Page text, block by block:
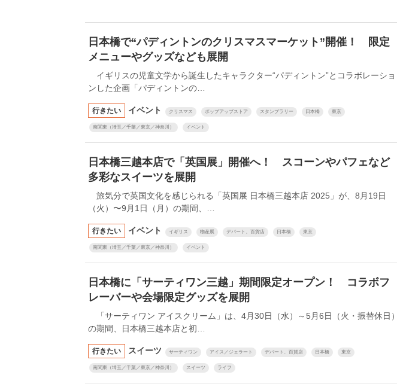
日本橋で“パディントンのクリスマスマーケット”開催！ 限定
メニューやグッズなども展開
イギリスの児童文学から誕生したキャラクター“パディントン”とコラボレーショ
ンした企画「パディントンの…
行きたい イベント クリスマス ポップアップストア スタンプラリー 日本橋 東京
南関東（埼玉／千葉／東京／神奈川） イベント
日本橋三越本店で「英国展」開催へ！ スコーンやパフェなど
多彩なスイーツを展開
旅気分で英国文化を感じられる「英国展 日本橋三越本店 2025」が、8月19日
（火）〜9月1日（月）の期間、…
行きたい イベント イギリス 物産展 デパート、百貨店 日本橋 東京
南関東（埼玉／千葉／東京／神奈川） イベント
日本橋に「サーティワン三越」期間限定オープン！ コラボフ
レーバーや会場限定グッズを展開
「サーティワン アイスクリーム」は、4月30日（水）～5月6日（火・振替休日）
の期間、日本橋三越本店と初…
行きたい スイーツ サーティワン アイス／ジェラート デパート、百貨店 日本橋 東京
南関東（埼玉／千葉／東京／神奈川） スイーツ ライフ